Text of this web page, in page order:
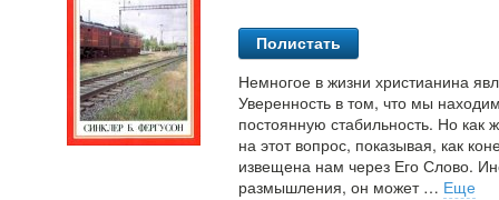
Полистать
Немногое в жизни христианина
Уверенность в том, что мы
постоянную стабильность. Но как
на этот вопрос, показывая, как
извещена нам через Его Слово.
размышления, он может… Еще